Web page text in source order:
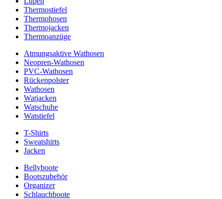
Thermostiefel
Thermohosen
Thermojacken
Thermoanzüge
Atmungsaktive Wathosen
Neopren-Wathosen
PVC-Wathosen
Rückenpolster
Wathosen
Watjacken
Watschuhe
Watstiefel
T-Shirts
Sweatshirts
Jacken
Bellyboote
Bootszubehör
Organizer
Schlauchboote